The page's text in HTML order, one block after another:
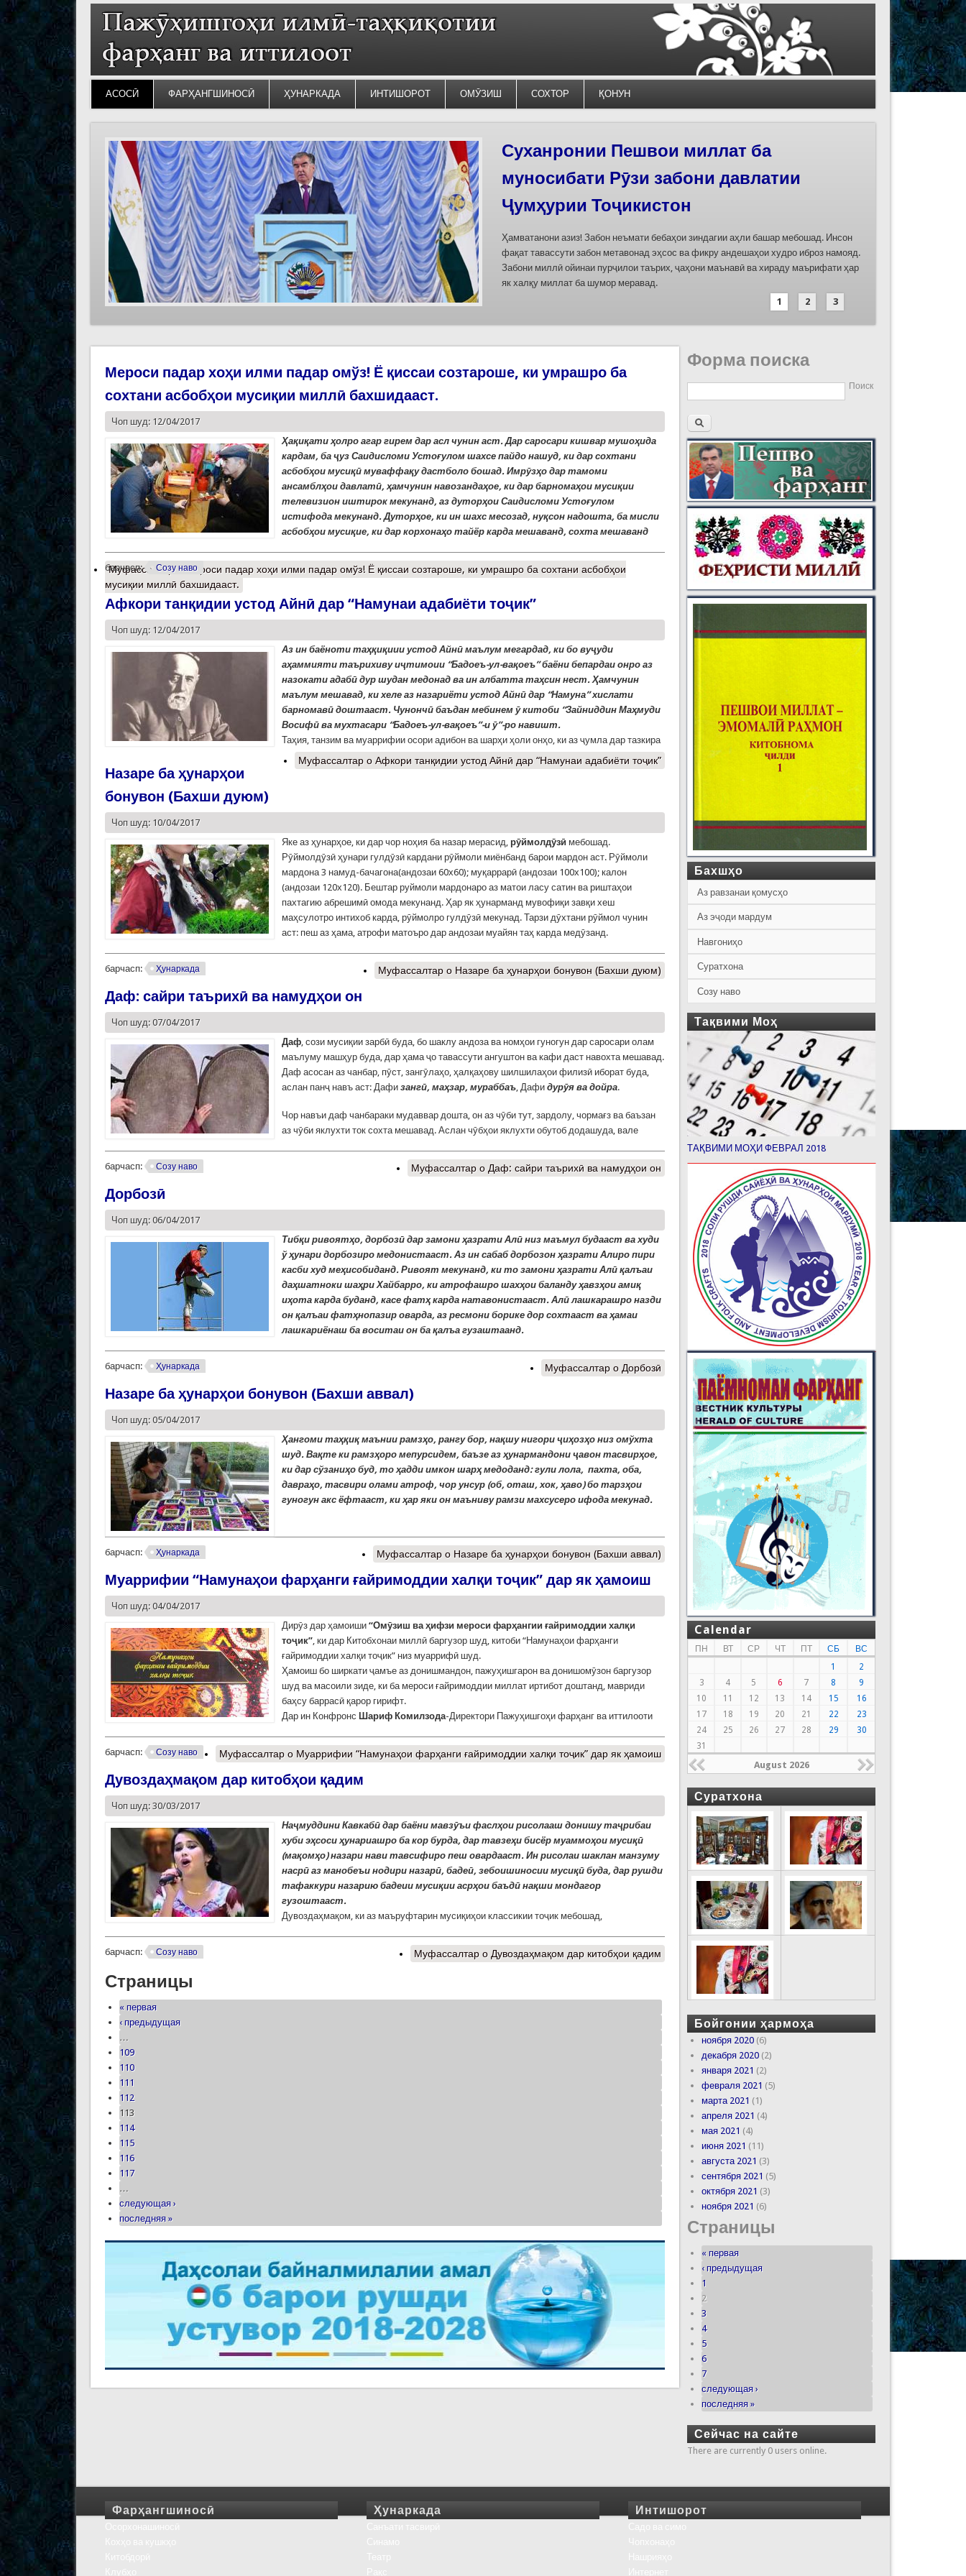
АСОСӢ ФАРҲАНГШИНОСӢ ҲУНАРКАДА ИНТИШОРОТ ОМӮЗИШ СОХТОР ҚОНУН
Силсилаи ёдгориҳои роҳи абрешим
барои сабт дар феҳристи ЮНЕСКО
омода мешаванд
Дар бахшҳои семинар вазъи омодасозии ҳуҷҷатҳои номинатсияҳои муштараки
кишварҳои Осиёи Марказӣ, аз он ҷумла номинатсияи “Роҳи абрешим: гузаргоҳи
минтақавии Фарғона-Сирдарё», ки аз ҷониби ҷумҳуриҳои Қазоқистон, Қирғизистон,
Тоҷикистон ва Ўзбекистон пешниҳод хоҳад шуд
1
2 3
Мероси падар хоҳи илми падар омўз! Ё қиссаи созтароше, ки умрашро ба
сохтани асбобҳои мусиқии миллӣ бахшидааст.
Чоп шуд: 12/04/2017
Ҳақиқати ҳолро агар гирем дар асл чунин аст. Дар саросари кишвар мушоҳида
кардам, ба ҷуз Саидисломи Устоғулом шахсе пайдо нашуд, ки дар сохтани
асбобҳои мусиқӣмуваффақу дастболо бошад. Имрӯзҳо дар тамоми
ансамблҳои давлатӣ, ҳамчунин навозандаҳое, ки дар барномаҳои мусиқии
телевизион иштирок мекунанд, аз дуторҳои Саидисломи Устоғулом
истифода мекунанд. Дуторҳое, ки ин шахс месозад, нуқсон надошта, ба мисли
асбобҳои мусиқие, ки дар корхонаҳо тайёр карда мешаванд, сохта мешаванд
барчасп: Созу наво
Муфассалтаро Мероси падар хоҳи илми падар омўз! Ё қиссаи созтароше, ки умрашро ба сохтани асбобҳои
мусиқии миллӣ бахшидааст.
Афкори танқидии устод Айнӣ дар “Намунаи адабиёти тоҷик”
Чоп шуд: 12/04/2017
Аз ин баёноти таҳқиқиии устод Айнӣ маълум мегардад, ки бо вуҷуди
аҳаммияти таърихиву иҷтимоии “Бадоеъ-ул-вақоеъ” баёни бепардаи онро аз
назокати адабӣ дур шудан медонад ва ин албатта таҳсин нест. Ҳамчунин
маълум мешавад, ки хеле аз назариёти устод Айнӣ дар “Намуна” хислати
барномавӣ доштааст. Чунончӣ баъдан мебинем ӯ китоби “Зайниддин Маҳмуди
Восифӣ ва мухтасари “Бадоеъ-ул-вақоеъ”-и ӯ”-ро навишт.
Таҳия, танзим ва муаррифии осори адибон ва шарҳи ҳоли онҳо, ки аз ҷумла дар тазкира
Муфассалтар о Афкори танқидии устод Айнӣ дар “Намунаи адабиёти тоҷик”
Назаре ба ҳунарҳои
бонувон (Бахши дуюм)
Чоп шуд: 10/04/2017
Яке аз ҳунарҳое, ки дар чор ноҳия ба назар мерасид, рӯймолдӯзӣ мебошад.
Рӯймолдӯзӣ ҳунари гулдӯзӣ кардани рӯймоли миёнбанд барои мардон аст. Рӯймоли
мардона 3 намуд-бачагона(андозаи 60х60); муқаррарӣ (андозаи 100х100); калон
(андозаи 120х120). Бештар руймоли мардонаро аз матои ласу сатин ва риштаҳои
пахтагию абрешимӣ омода мекунанд. Ҳар як ҳунарманд мувофиқи завқи хеш
маҳсулотро интихоб карда, рӯймолро гулдӯзӣ мекунад. Тарзи дӯхтани рӯймол чунин
аст: пеш аз ҳама, атрофи матоъро дар андозаи муайян таҳ карда медӯзанд.
барчасп: Ҳунаркада Муфассалтар о Назаре ба ҳунарҳои бонувон (Бахши дуюм)
Даф: сайри таърихӣ ва намудҳои он
Чоп шуд: 07/04/2017
Даф, сози мусиқии зарбӣ буда, бо шаклу андоза ва номҳои гуногун дар саросари олам
маълуму машҳур буда, дар ҳама ҷо тавассути ангуштон ва кафи даст навохта мешавад.
Даф асосан аз чанбар, пӯст, зангӯлаҳо, ҳалқаҳову шилшилаҳои филизӣ иборат буда,
аслан панҷ навъ аст: Дафи зангӣ, маҳзар, мураббаъ, Дафи дурӯя ва дойра.
Чор навъи даф чанбараки мудаввар дошта, он аз чӯби тут, зардолу, чормағз ва баъзан
аз чӯби яклухти ток сохта мешавад. Аслан чӯбҳои яклухти обутоб додашуда, вале
барчасп: Созу наво Муфассалтар о Даф: сайри таърихӣ ва намудҳои он
Дорбозӣ
Чоп шуд: 06/04/2017
Тибқи ривоятҳо, дорбозӣ дар замони ҳазрати Алӣ низ маъмул будааст ва худи
ў ҳунари дорбозиро медонистааст. Аз ин сабаб дорбозон ҳазрати Алиро пири
касби худ меҳисобиданд. Ривоят мекунанд, ки то замони ҳазрати Алӣ қалъаи
даҳшатноки шаҳри Хайбарро, ки атрофашро шахҳои баланду ҳавзҳои амиқ
иҳота карда буданд, касе фатҳ карда натавонистааст. Алӣ лашкарашро назди
он қалъаи фатҳнопазир оварда, аз ресмони борике дор сохтааст ва ҳамаи
лашкариёнаш ба воситаи он ба қалъа гузаштаанд.
барчасп: Ҳунаркада Муфассалтар о Дорбозӣ
Назаре ба ҳунарҳои бонувон (Бахши аввал)
Чоп шуд: 05/04/2017
Ҳангоми таҳқиқ маънии рамзҳо, рангу бор, нақшу нигори ҷиҳозҳо низ омўхта
шуд. Вақте ки рамзҳоро мепурсидем, баъзе аз ҳунармандони ҷавон тасвирҳое,
ки дар сўзаниҳо буд, то ҳадди имкон шарҳ медоданд: гули лола, пахта, оба,
давраҳо, тасвири олами атроф, чор унсур (об, оташ, хок, ҳаво) бо тарзҳои
гуногун акс ёфтааст, ки ҳар яки он маъниву рамзи махсусеро ифода мекунад.
барчасп: Ҳунаркада Муфассалтар о Назаре ба ҳунарҳои бонувон (Бахши аввал)
Муаррифии “Намунаҳои фарҳанги ғайримоддии халқи тоҷик” дар як ҳамоиш
Чоп шуд: 04/04/2017
Дирӯз дар ҳамоиши “Омӯзиш ва ҳифзи мероси фарҳангии ғайримоддии халқи
тоҷик”, ки дар Китобхонаи миллӣ баргузор шуд, китоби “Намунаҳои фарҳанги
ғайримоддии халқи тоҷик” низ муаррифӣ шуд.
Ҳамоиш бо ширкати ҷамъе аз донишмандон, пажуҳишгарон ва донишомӯзон баргузор
шуд ва масоили зиде, ки ба мероси ғайримоддии миллат иртибот доштанд, мавриди
баҳсу баррасӣ қарор гирифт.
Дар ин Конфронс Шариф Комилзода-Директори Пажуҳишгоҳи фарҳанг ва иттилооти
барчасп: Созу наво Муфассалтар о Муаррифии “Намунаҳои фарҳанги ғайримоддии халқи тоҷик” дар як ҳамоиш
Дувоздаҳмақом дар китобҳои қадим
Чоп шуд: 30/03/2017
Наҷмуддини Кавкабӣ дар баёни мавзӯъи фаслҳои рисолааш донишу таҷрибаи
хуби эҳсоси ҳунариашро ба кор бурда, дар тавзеҳи бисёр муаммоҳои мусиқӣ
(мақомҳо) назари нави тавсифиро пеш овардааст. Ин рисолаи шаклан манзуму
насрӣ аз манобеъи нодири назарӣ, бадеӣ, зебоишиносии мусиқӣ буда, дар рушди
тафаккури назарию бадеии мусиқии асрҳои баъдӣ нақши мондагор
гузоштааст.
Дувоздаҳмақом, ки аз маъруфтарин мусиқиҳои классикии тоҷик мебошад,
барчасп: Созу наво Муфассалтар о Дувоздаҳмақом дар китобҳои қадим
Страницы
« первая
‹ предыдущая
…
109
110
111
112
113
114
115
116
117
…
следующая ›
последняя »
Форма поиска
Поиск
Бахшҳо
Аз равзанаи қомусҳо
Аз эҷоди мардум
Навгониҳо
Суратхона
Созу наво
Тақвими Моҳ
ТАҚВИМИ МОҲИ ФЕВРАЛ 2018
Calendar
ПН ВТ СР ЧТ ПТ СБ
ВС
1
2
3
4 5 6 7 8
9
10
11 12 13 14 15
16
17
18 19 20 21 22
23
24
25 26 27 28 29
30
31
August 2026
Суратхона
Бойгонии ҳармоҳа
ноября 2020(6)
декабря 2020(2)
января 2021 (2)
февраля 2021 (5)
марта 2021 (1)
апреля 2021 (4)
мая 2021 (4)
июня 2021 (11)
августа 2021 (3)
сентября 2021 (5)
октября 2021 (3)
ноября 2021 (6)
Страницы
« первая
‹ предыдущая
1
2
3
4
5
6
7
следующая ›
последняя »
Сейчас на сайте
There are currently 0 users online.
Фарҳангшиносӣ Ҳунаркада Интишорот